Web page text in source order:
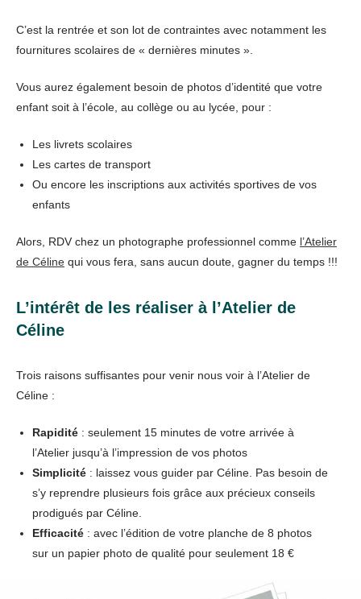
C’est la rentrée et son lot de contraintes avec notamment les
fournitures scolaires de « dernières minutes ».
Vous aurez également besoin de photos d’identité que votre
enfant soit à l’école, au collège ou au lycée, pour :
Les livrets scolaires
Les cartes de transport
Ou encore les inscriptions aux activités sportives de vos
enfants
Alors, RDV chez un photographe professionnel comme l’Atelier
de Céline qui vous fera, sans aucun doute, gagner du temps !!!
L’intérêt de les réaliser à l’Atelier de
Céline
Trois raisons suffisantes pour venir nous voir à l’Atelier de
Céline :
Rapidité : seulement 15 minutes de votre arrivée à
l’Atelier jusqu’à l’impression de vos photos
Simplicité : laissez vous guider par Céline. Pas besoin de
s’y reprendre plusieurs fois grâce aux précieux conseils
prodigués par Céline.
Efficacité : avec l’édition de votre planche de 8 photos
sur un papier photo de qualité pour seulement 18 €